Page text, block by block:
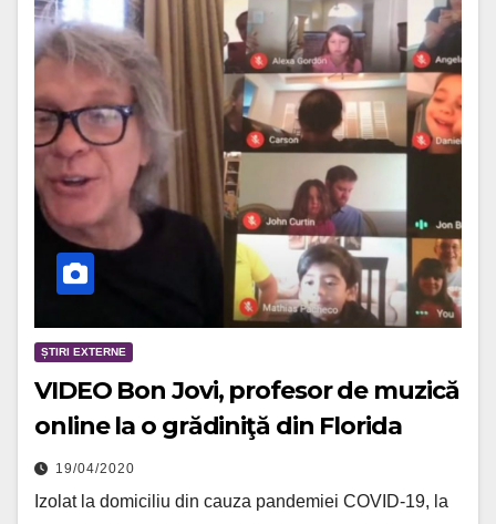
ȘTIRI EXTERNE
VIDEO Bon Jovi, profesor de muzică
online la o grădiniţă din Florida
19/04/2020
Izolat la domiciliu din cauza pandemiei COVID-19, la